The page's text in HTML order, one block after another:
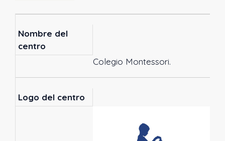
Nombre del
centro
Colegio Montessori.
Logo del centro